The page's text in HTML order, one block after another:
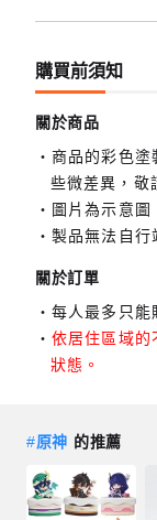
購買前須知
關於商品
商品的彩色塗
些微差異，敬
圖片為示意圖
製品無法自行
關於訂單
每人最多只能
依居住區域的
狀態。
#原神 的推薦